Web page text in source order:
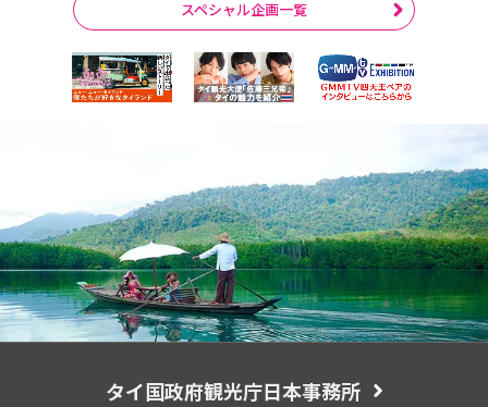
スペシャル企画一覧
タイ国政府観光庁日本事務所